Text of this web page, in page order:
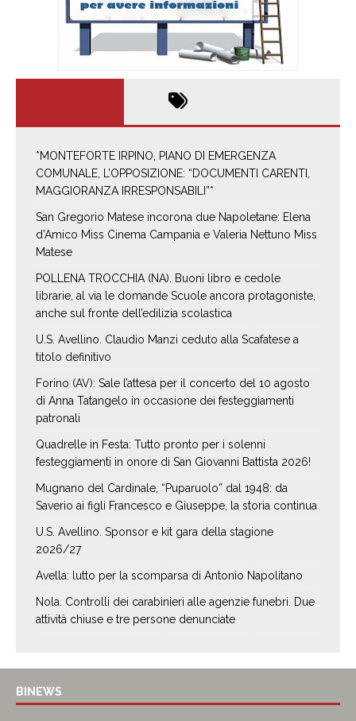
*MONTEFORTE IRPINO, PIANO DI EMERGENZA
COMUNALE, L’OPPOSIZIONE: “DOCUMENTI CARENTI,
MAGGIORANZA IRRESPONSABILI”*
San Gregorio Matese incorona due Napoletane: Elena
d’Amico Miss Cinema Campania e Valeria Nettuno Miss
Matese
POLLENA TROCCHIA (NA). Buoni libro e cedole
librarie, al via le domande Scuole ancora protagoniste,
anche sul fronte dell’edilizia scolastica
U.S. Avellino. Claudio Manzi ceduto alla Scafatese a
titolo definitivo
Forino (AV): Sale l’attesa per il concerto del 10 agosto
di Anna Tatangelo in occasione dei festeggiamenti
patronali
Quadrelle in Festa: Tutto pronto per i solenni
festeggiamenti in onore di San Giovanni Battista 2026!
Mugnano del Cardinale, “Puparuolo” dal 1948: da
Saverio ai figli Francesco e Giuseppe, la storia continua
U.S. Avellino. Sponsor e kit gara della stagione
2026/27
Avella: lutto per la scomparsa di Antonio Napolitano
Nola. Controlli dei carabinieri alle agenzie funebri. Due
attività chiuse e tre persone denunciate
BINEWS